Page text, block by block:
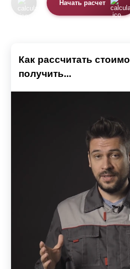
Начать расчет
Как рассчитать
получить...